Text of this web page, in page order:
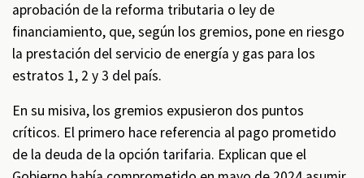
aprobación de la reforma tributaria o ley de
financiamiento, que, según los gremios, pone en riesgo
la prestación del servicio de energía y gas para los
estratos 1, 2 y 3 del país.
En su misiva, los gremios expusieron dos puntos
críticos. El primero hace referencia al pago prometido
de la deuda de la opción tarifaria. Explican que el